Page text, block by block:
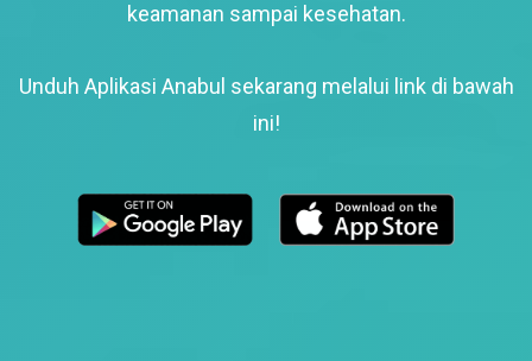
keamanan sampai kesehatan.
Unduh Aplikasi Anabul sekarang melalui link di bawah
ini!